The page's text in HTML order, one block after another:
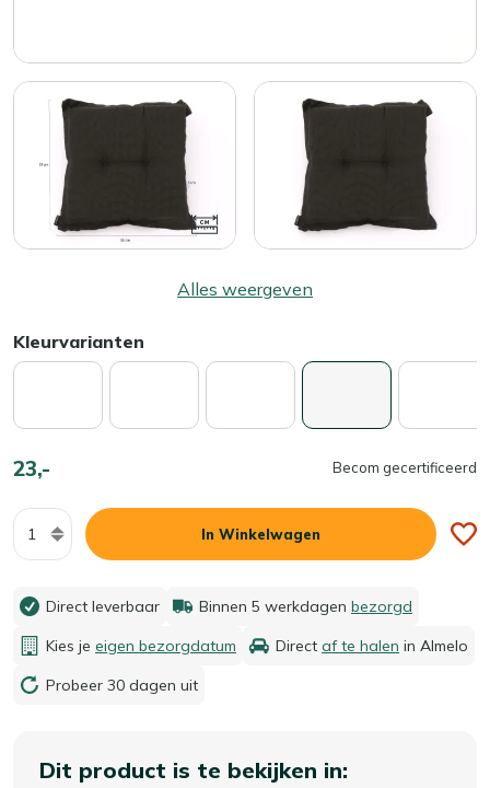
Alles weergeven
Kleurvarianten
23,- Becom gecertificeerd
Aantal
In Winkelwagen
Direct leverbaar Binnen 5 werkdagen bezorgd
Kies je eigen bezorgdatum Direct af te halen in Almelo
Probeer 30 dagen uit
Dit product is te bekijken in: